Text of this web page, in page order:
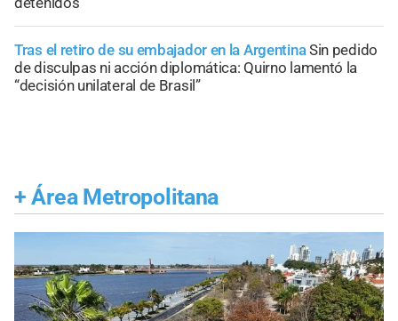
Tras el retiro de su embajador en la ArgentinaSin pedido
de disculpas ni acción diplomática: Quirno lamentó la
“decisión unilateral de Brasil”
+ Área Metropolitana